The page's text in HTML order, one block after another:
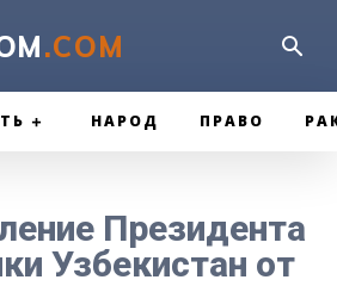
.COM
НАРОД ПРАВО
Президента
Узбекистан от